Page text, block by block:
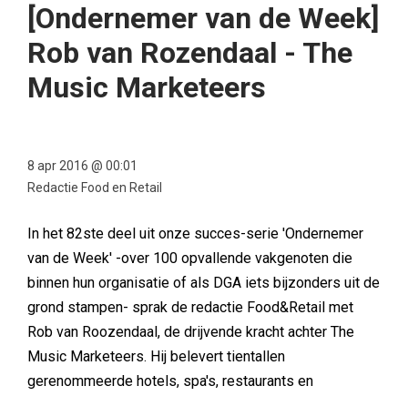
[Ondernemer van de Week]
Rob van Rozendaal - The
Music Marketeers
8 apr 2016 @ 00:01
Redactie Food en Retail
In het 82ste deel uit onze succes-serie 'Ondernemer
van de Week' -over 100 opvallende vakgenoten die
binnen hun organisatie of als DGA iets bijzonders uit de
grond stampen- sprak de redactie Food&Retail met
Rob van Roozendaal, de drijvende kracht achter The
Music Marketeers. Hij belevert tientallen
gerenommeerde hotels, spa's, restaurants en